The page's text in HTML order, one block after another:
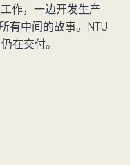
作，一边开发生产
中间的故事。NTU
在交付。